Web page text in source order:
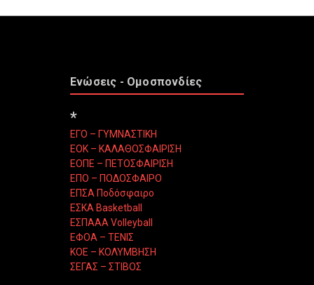
Ενώσεις - Ομοσπονδίες
*
ΕΓΟ – ΓΥΜΝΑΣΤΙΚΗ
ΕΟΚ – ΚΑΛΑΘΟΣΦΑΙΡΙΣΗ
ΕΟΠΕ – ΠΕΤΟΣΦΑΙΡΙΣΗ
ΕΠΟ – ΠΟΔΟΣΦΑΙΡΟ
ΕΠΣΑ Ποδόσφαιρο
ΕΣΚΑ Basketball
ΕΣΠΑΑΑ Volleyball
ΕΦΟΑ – ΤΕΝΙΣ
ΚΟΕ – ΚΟΛΥΜΒΗΣΗ
ΣΕΓΑΣ – ΣΤΙΒΟΣ